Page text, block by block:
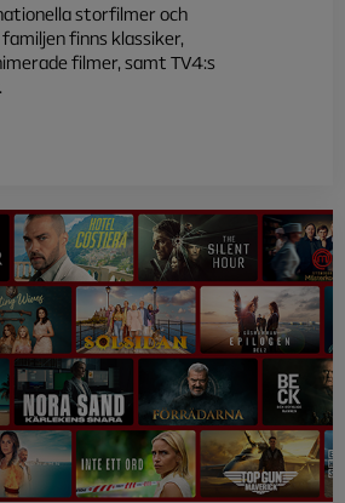
storfilmer och
finns klassiker,
filmer, samt TV4:s